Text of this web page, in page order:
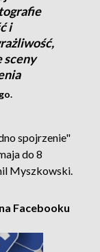
i
sceny
spojrzenie"
do 8
Myszkowski.
Facebooku